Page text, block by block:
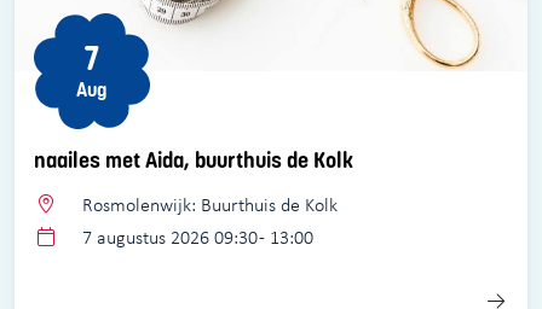
naailes met Aida, buurthuis de Kolk
7
Aug
Rosmolenwijk: Buurthuis de Kolk
7 augustus 2026 09:30 - 13:00